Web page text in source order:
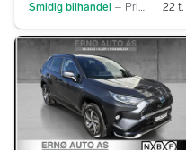
Smidig bilhandel – Privat ∙ Service 22 t.